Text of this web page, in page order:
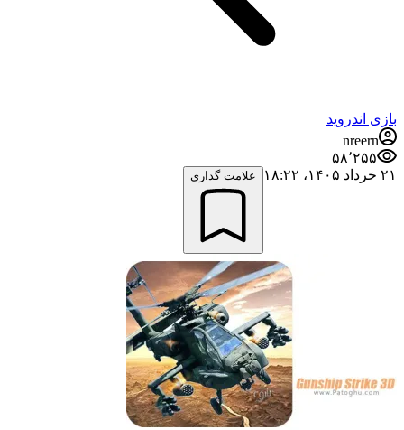
بازی اندروید
nreern
۵۸٬۲۵۵
۲۱ خرداد ۱۴۰۵،‏ ۱۸:۲۲
علامت گذاری